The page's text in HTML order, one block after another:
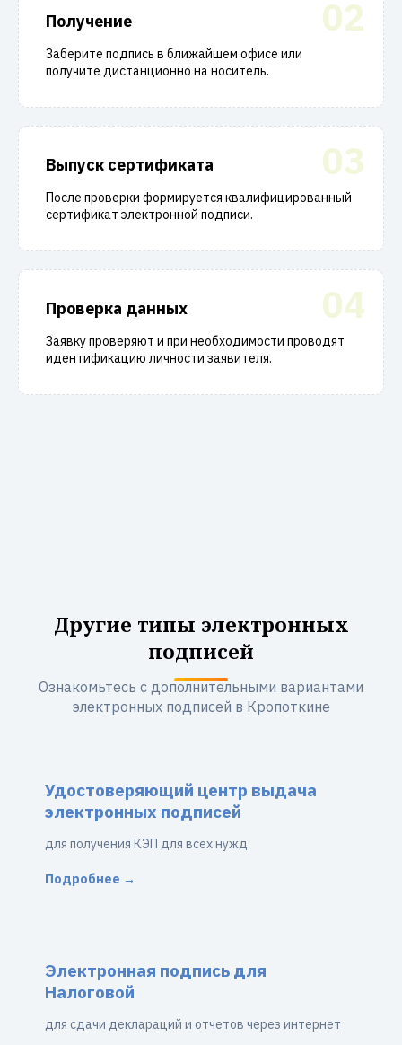
02
Получение
Заберите подпись в ближайшем офисе или
получите дистанционно на носитель.
03
Выпуск сертификата
После проверки формируется квалифицированный
сертификат электронной подписи.
04
Проверка данных
Заявку проверяют и при необходимости проводят
идентификацию личности заявителя.
Другие типы электронных
подписей
Ознакомьтесь с дополнительными вариантами
электронных подписей в Кропоткине
Удостоверяющий центр выдача
электронных подписей
для получения КЭП для всех нужд
Подробнее →
Электронная подпись для
Налоговой
для сдачи деклараций и отчетов через интернет